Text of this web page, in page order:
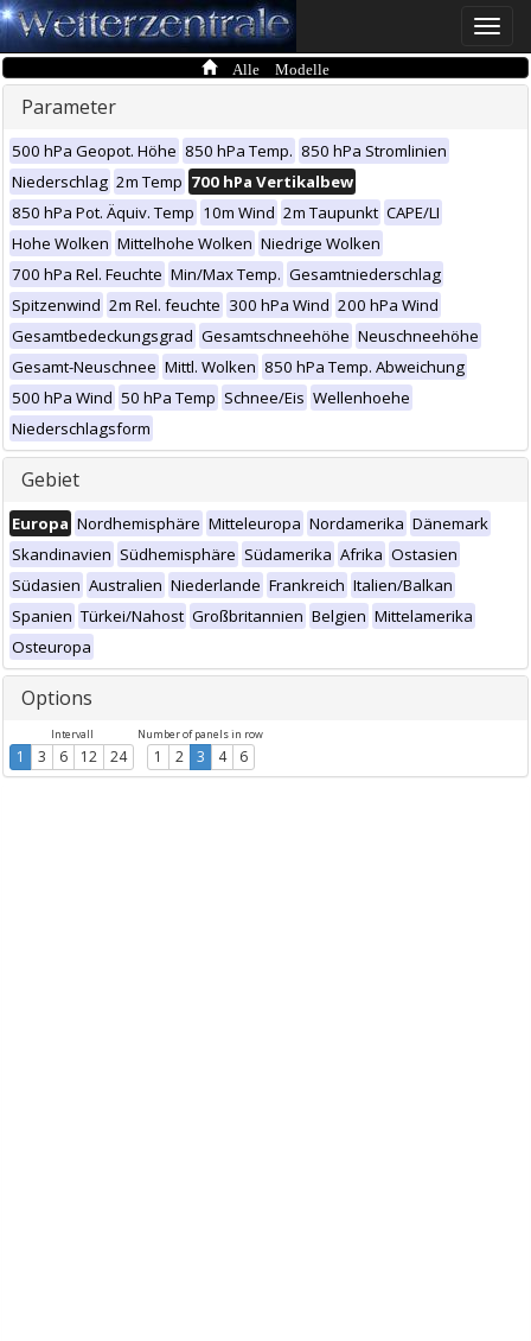
Toggle
Alle Modelle
Parameter
500 hPa Geopot. Höhe 850 hPa Temp. 850 hPa Stromlinien
Niederschlag 2m Temp 700 hPa Vertikalbew
850 hPa Pot. Äquiv. Temp 10m Wind 2m Taupunkt CAPE/LI
Hohe Wolken Mittelhohe Wolken Niedrige Wolken
700 hPa Rel. Feuchte Min/Max Temp. Gesamtniederschlag
Spitzenwind 2m Rel. feuchte 300 hPa Wind 200 hPa Wind
Gesamtbedeckungsgrad Gesamtschneehöhe Neuschneehöhe
Gesamt-Neuschnee Mittl. Wolken 850 hPa Temp. Abweichung
500 hPa Wind 50 hPa Temp Schnee/Eis Wellenhoehe
Niederschlagsform
Gebiet
Europa Nordhemisphäre Mitteleuropa Nordamerika Dänemark
Skandinavien Südhemisphäre Südamerika Afrika Ostasien
Südasien Australien Niederlande Frankreich Italien/Balkan
Spanien Türkei/Nahost Großbritannien Belgien Mittelamerika
Osteuropa
Options
Intervall
1 3 6 12 24
Number of panels in row
1 2 3 4 6